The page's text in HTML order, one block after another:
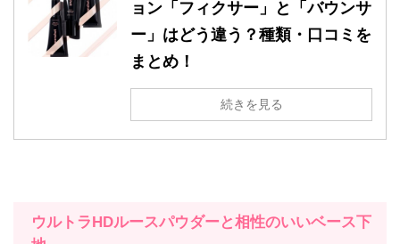
ョン「フィクサー」と「バウンサ
ー」はどう違う？種類・口コミを
まとめ！
続きを見る
ウルトラHDルースパウダーと相性のいいベース下